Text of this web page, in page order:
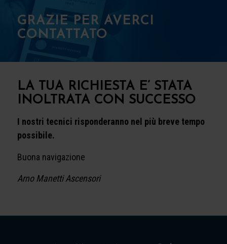
GRAZIE PER AVERCI
CONTATTATO
LA TUA RICHIESTA E’ STATA
INOLTRATA CON SUCCESSO
I nostri tecnici risponderanno nel più breve tempo
possibile.
Buona navigazione
Arno Manetti Ascensori